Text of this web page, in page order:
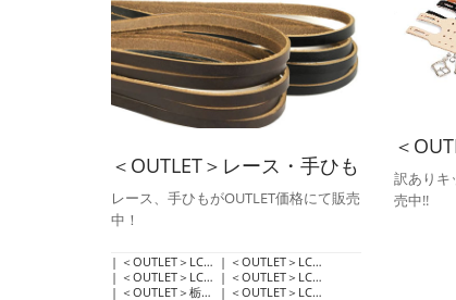
＜OUTLET＞レース・手ひも
レース、手ひもがOUTLET価格にて販売
中！
＜OUTLET＞LCサドルレザー・スタンダード・マットレース
＜OUTLET＞LCサドルレザー・スタンダード・グレージングレース
＜OUTLET＞LC本ヌメサドルレース
＜OUTLET＞LCカラーヌメ革レース
＜OUTLET＞栃木レザー・クラシックヌメレース
＜OUTLET＞LCアメリカンオイルレース
＜
訳ありキ
売中!!